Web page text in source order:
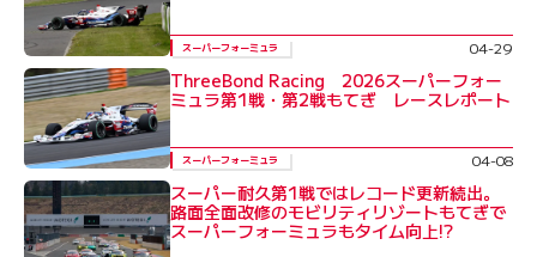
スーパーフォーミュラ 04-29
ThreeBond Racing 2026スーパーフォー
ミュラ第1戦・第2戦もてぎ レースレポート
スーパーフォーミュラ 04-08
スーパー耐久第1戦ではレコード更新続出。
路面全面改修のモビリティリゾートもてぎで
スーパーフォーミュラもタイム向上!?